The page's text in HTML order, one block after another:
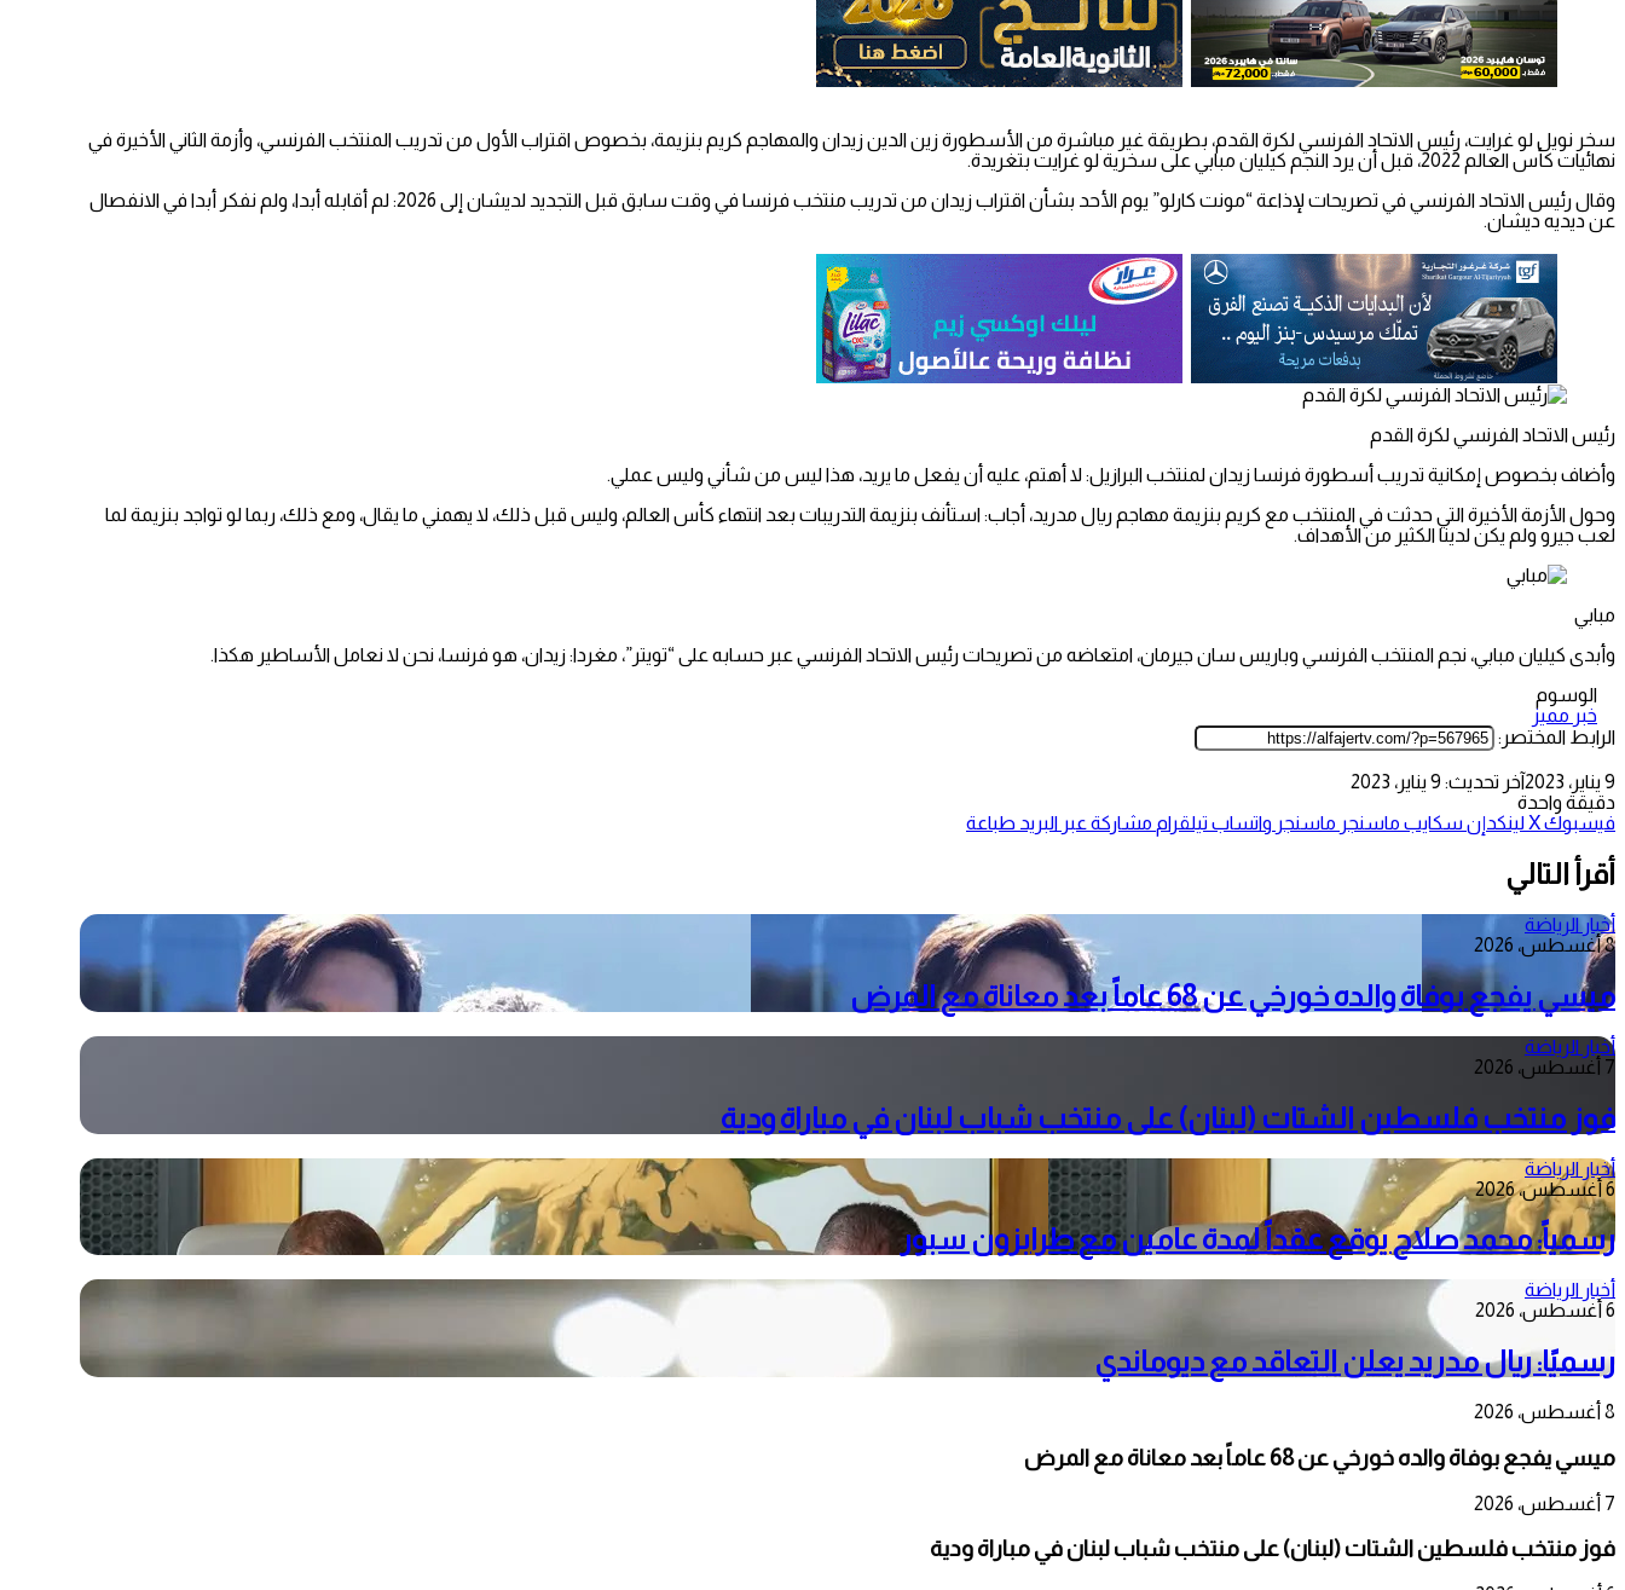
سخر نويل لو غرايت، رئيس الاتحاد الفرنسي لكرة القدم، بطريقة غير مباشرة من الأسطورة زين الدين زيدان والمهاجم كريم بنزيمة، بخصوص اقتراب الأول من تدريب المنتخب الفرنسي، وأزمة الثاني الأخيرة في
نهائيات كأس العالم 2022، قبل أن يرد النجم كيليان مبابي على سخرية لو غرايت بتغريدة.
وقال رئيس الاتحاد الفرنسي في تصريحات لإذاعة “مونت كارلو” يوم الأحد بشأن اقتراب زيدان من تدريب منتخب فرنسا في وقت سابق قبل التجديد لديشان إلى 2026: لم أقابله أبدا، ولم نفكر أبدا في الانفصال
عن ديديه ديشان.
رئيس الاتحاد الفرنسي لكرة القدم
وأضاف بخصوص إمكانية تدريب أسطورة فرنسا زيدان لمنتخب البرازيل: لا أهتم، عليه أن يفعل ما يريد، هذا ليس من شأني وليس عملي.
وحول الأزمة الأخيرة التي حدثت في المنتخب مع كريم بنزيمة مهاجم ريال مدريد، أجاب: استأنف بنزيمة التدريبات بعد انتهاء كأس العالم، وليس قبل ذلك، لا يهمني ما يقال، ومع ذلك، ربما لو تواجد بنزيمة لما
لعب جيرو ولم يكن لدينا الكثير من الأهداف.
مبابي
وأبدى كيليان مبابي، نجم المنتخب الفرنسي وباريس سان جيرمان، امتعاضه من تصريحات رئيس الاتحاد الفرنسي عبر حسابه على “تويتر”، مغردا: زيدان، هو فرنسا، نحن لا نعامل الأساطير هكذا.
الوسوم
خبر مميز
الرابط المختصر:
9 يناير، 2023
آخر تحديث: 9 يناير، 2023
دقيقة واحدة
فيسبوك‫Xلينكدإن سكايب ماسنجر ماسنجر واتساب تيلقرام مشاركة عبر البريد طباعة
أقرأ التالي
أخبار الرياضة
8 أغسطس، 2026
ميسي يفجع بوفاة والده خورخي عن 68 عاماً بعد معاناة مع المرض
أخبار الرياضة
7 أغسطس، 2026
فوز منتخب فلسطين الشتات (لبنان) على منتخب شباب لبنان في مباراة ودية
أخبار الرياضة
6 أغسطس، 2026
رسمياً: محمد صلاح يوقع عقداً لمدة عامين مع طرابزون سبور
أخبار الرياضة
6 أغسطس، 2026
رسميًا: ريال مدريد يعلن التعاقد مع ديوماندي
8 أغسطس، 2026
ميسي يفجع بوفاة والده خورخي عن 68 عاماً بعد معاناة مع المرض
7 أغسطس، 2026
فوز منتخب فلسطين الشتات (لبنان) على منتخب شباب لبنان في مباراة ودية